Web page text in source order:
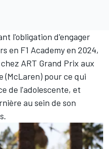
l'obligation d'engager
en F1 Academy en 2024,
ART Grand Prix aux
(McLaren) pour ce qui
de l'adolescente, et
au sein de son